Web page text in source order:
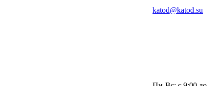
katod@katod.su